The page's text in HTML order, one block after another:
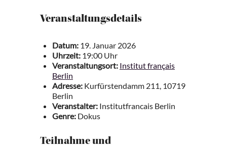
Veranstaltungsdetails
Datum: 19. Januar 2026
Uhrzeit: 19:00 Uhr
Veranstaltungsort: Institut français
Berlin
Adresse: Kurfürstendamm 211, 10719
Berlin
Veranstalter: Institutfrancais Berlin
Genre: Dokus
Teilnahme und